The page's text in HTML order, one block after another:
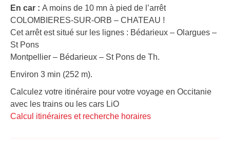
En car : A moins de 10 mn à pied de l’arrêt
COLOMBIERES-SUR-ORB – CHATEAU !
Cet arrêt est situé sur les lignes : Bédarieux – Olargues –
St Pons
Montpellier – Bédarieux – St Pons de Th.
Environ 3 min (252 m).
Calculez votre itinéraire pour votre voyage en Occitanie
avec les trains ou les cars LiO
Calcul itinéraires et recherche horaires